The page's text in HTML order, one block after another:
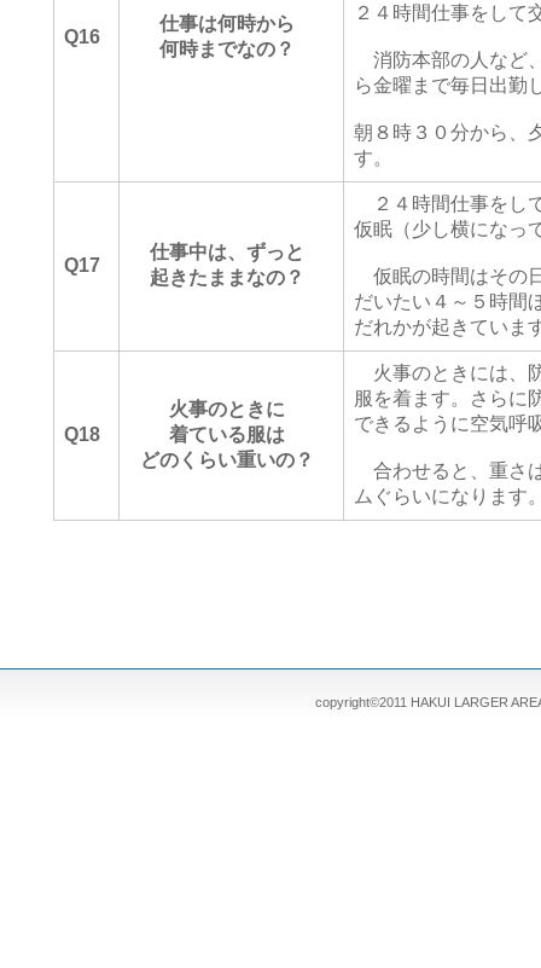
Q16
仕事は何時から
何時までなの？
２４時間仕事をして
消防本部の人など
ら金曜まで毎日出勤
朝８時３０分から、
す。
Q17
仕事中は、ずっと
起きたままなの？
２４時間仕事をし
仮眠（少し横になっ
仮眠の時間はその
だいたい４～５時間
だれかが起きていま
Q18
火事のときに
着ている服は
どのくらい重いの？
火事のときには、
服を着ます。さらに
できるように空気呼
合わせると、重さ
ムぐらいになります
copyright©2011 HAKUI LARGER